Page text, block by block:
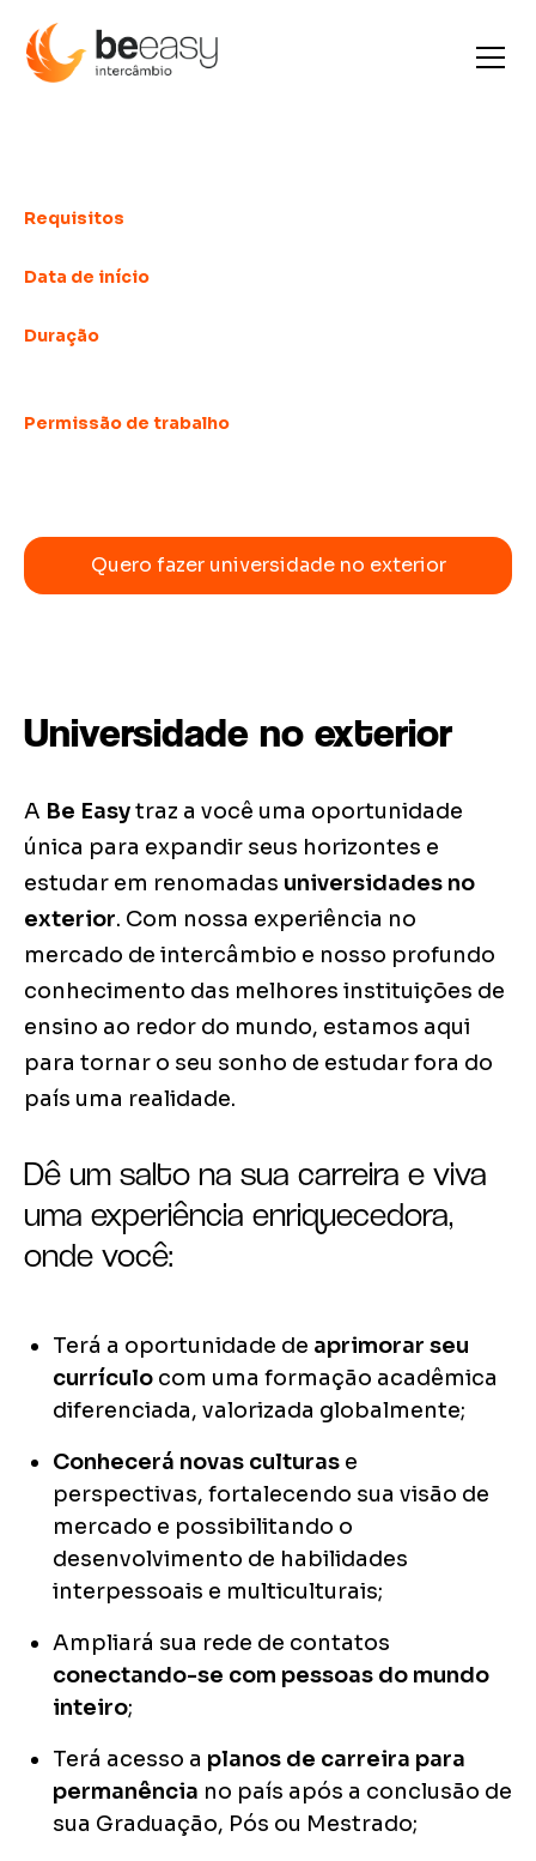
Requisitos
Data de início
Duração
Permissão de trabalho
Quero fazer universidade no exterior
Universidade no exterior
A Be Easytraz a você uma oportunidade
única para expandir seus horizontes e
estudar em renomadas universidades no
exterior. Com nossa experiência no
mercado de intercâmbio e nosso profundo
conhecimento das melhores instituições de
ensino ao redor do mundo, estamos aqui
para tornar o seu sonho de estudar fora do
país uma realidade.
Dê um salto na sua carreira e viva
uma experiência enriquecedora,
onde você:
Terá a oportunidade de aprimorar seu
currículo com uma formação acadêmica
diferenciada, valorizada globalmente;
Conhecerá novas culturas e
perspectivas, fortalecendo sua visão de
mercado e possibilitando o
desenvolvimento de habilidades
interpessoais e multiculturais;
Ampliará sua rede de contatos
conectando-se com pessoas do mundo
inteiro;
Terá acesso a planos de carreira para
permanência no país após a conclusão de
sua Graduação, Pós ou Mestrado;